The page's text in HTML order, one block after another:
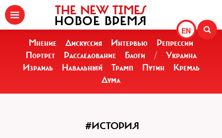
EN
THE NEW TIMES
НОВОЕ ВРЕМЯ
Мнение Дискуссия Интервью
Репрессии
Портрет
Расследование Блоги /
Украина
Израиль
Навальный Трамп Путин
Кремль
Дума
#ИСТОРИЯ